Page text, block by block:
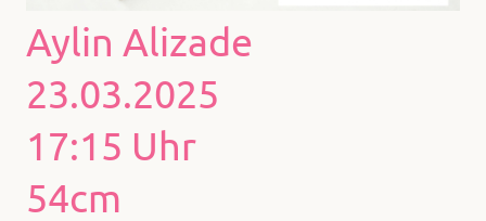
Aylin Alizade
23.03.2025
17:15 Uhr
54cm